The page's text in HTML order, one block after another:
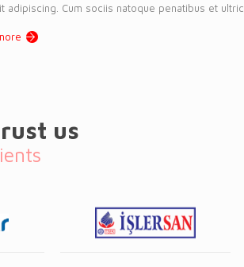
adipiscing. Cum sociis natoque penatibus et
us